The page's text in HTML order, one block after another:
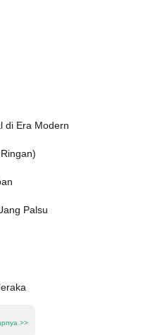
di Era Modern
Palsu
>>